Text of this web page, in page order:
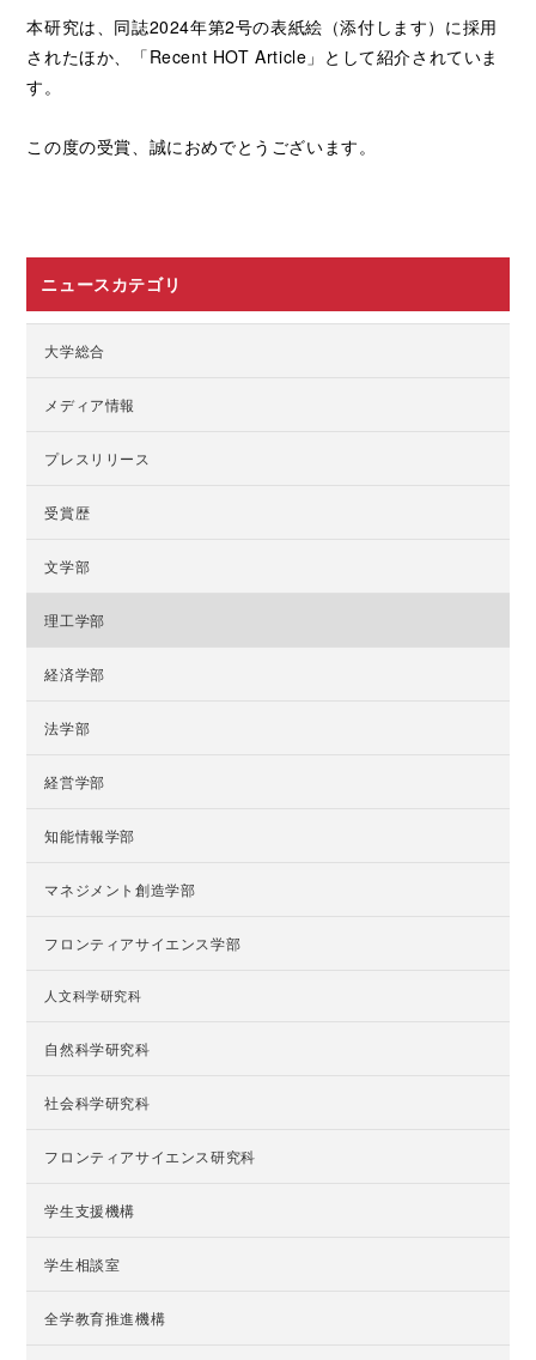
本研究は、同誌2024年第2号の表紙絵（添付します）に採用
されたほか、「Recent HOT Article」として紹介されていま
す。
この度の受賞、誠におめでとうございます。
ニュースカテゴリ
大学総合
メディア情報
プレスリリース
受賞歴
文学部
理工学部
経済学部
法学部
経営学部
知能情報学部
マネジメント創造学部
フロンティアサイエンス学部
人文科学研究科
自然科学研究科
社会科学研究科
フロンティアサイエンス研究科
学生支援機構
学生相談室
全学教育推進機構